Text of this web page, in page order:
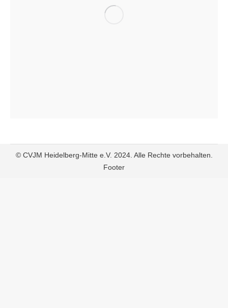
© CVJM Heidelberg-Mitte e.V. 2024. Alle Rechte vorbehalten.
Footer